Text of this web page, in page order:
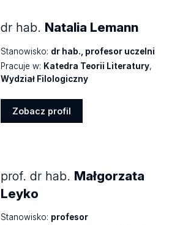
dr hab. Natalia Lemann
Stanowisko: dr hab., profesor uczelni
Pracuje w: Katedra Teorii Literatury,
Wydział Filologiczny
Zobacz profil
prof. dr hab. Małgorzata
Leyko
Stanowisko: profesor